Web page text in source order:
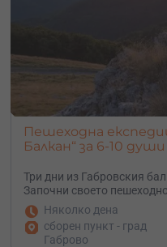
Пешеходна
Балкан“ за 6-10 души
Три дни из Габровския
Започни своето
Няколко дена
сборен пункт - град
Габрово